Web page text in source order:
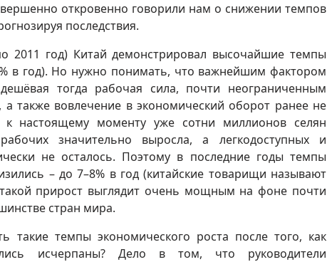
откровенно говорили нам о снижении темпов
последствия.
2011 год) Китай демонстрировал высочайшие темпы
в год). Но нужно понимать, что важнейшим фактором
тогда рабочая сила, почти неограниченным
также вовлечение в экономический оборот ранее не
к настоящему моменту уже сотни миллионов селян
значительно выросла, а легкодоступных и
не осталось. Поэтому в последние годы темпы
– до 7–8% в год (китайские товарищи называют
прирост выглядит очень мощным на фоне почти
стран мира.
такие темпы экономического роста после того, как
исчерпаны? Дело в том, что руководители